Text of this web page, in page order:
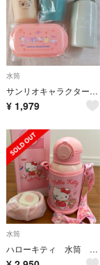
水筒
サンリオキャラクターセット
¥ 1,979
水筒
ハローキティ 水筒 ストローボトル ステンレス Sanrio ボトルホルダー